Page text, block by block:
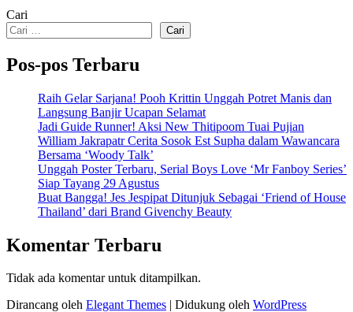
Cari
Cari
Pos-pos Terbaru
Raih Gelar Sarjana! Pooh Krittin Unggah Potret Manis dan
Langsung Banjir Ucapan Selamat
Jadi Guide Runner! Aksi New Thitipoom Tuai Pujian
William Jakrapatr Cerita Sosok Est Supha dalam Wawancara
Bersama ‘Woody Talk’
Unggah Poster Terbaru, Serial Boys Love ‘Mr Fanboy Series’
Siap Tayang 29 Agustus
Buat Bangga! Jes Jespipat Ditunjuk Sebagai ‘Friend of House
Thailand’ dari Brand Givenchy Beauty
Komentar Terbaru
Tidak ada komentar untuk ditampilkan.
Dirancang oleh Elegant Themes | Didukung oleh WordPress